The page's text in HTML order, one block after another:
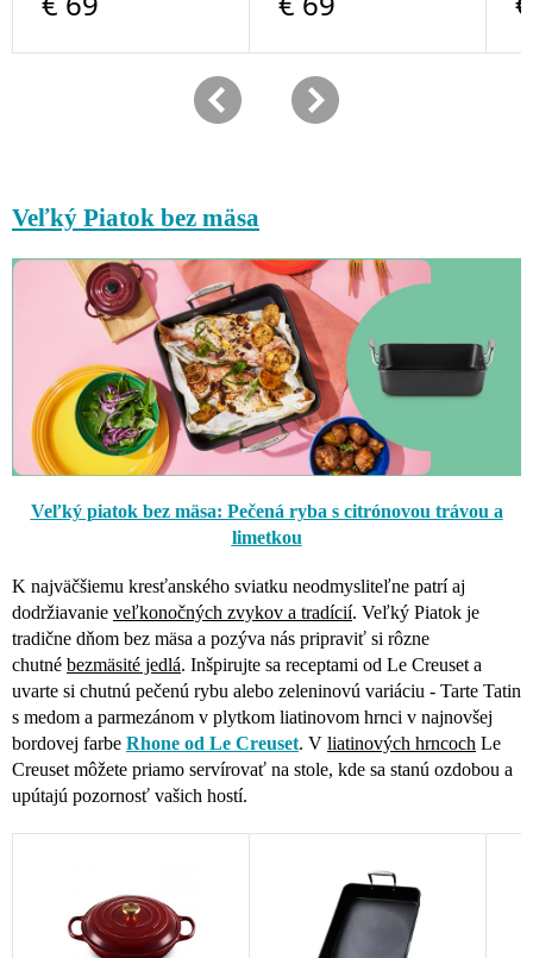
Veľký Piatok bez mäsa
Veľký piatok bez mäsa: Pečená ryba s citrónovou trávou a
limetkou
K najväčšiemu kresťanského sviatku neodmysliteľne patrí aj
dodržiavanie veľkonočných zvykov a tradícií. Veľký Piatok je
tradične dňom bez mäsa a pozýva nás pripraviť si rôzne
chutné bezmäsité jedlá. Inšpirujte sa receptami od Le Creuset a
uvarte si chutnú pečenú rybu alebo zeleninovú variáciu - Tarte Tatin
s medom a parmezánom v plytkom liatinovom hrnci v najnovšej
bordovej farbe Rhone od Le Creuset. V liatinových hrncoch Le
Creuset môžete priamo servírovať na stole, kde sa stanú ozdobou a
upútajú pozornosť vašich hostí.